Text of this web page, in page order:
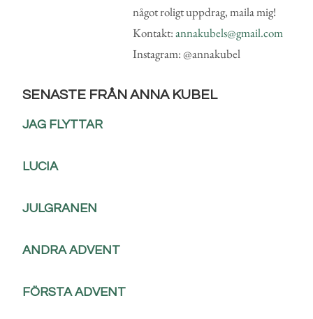
något roligt uppdrag, maila mig!
Kontakt:annakubels@gmail.com
Instagram: @annakubel
SENASTE FRÅN ANNA KUBEL
JAG FLYTTAR
LUCIA
JULGRANEN
ANDRA ADVENT
FÖRSTA ADVENT